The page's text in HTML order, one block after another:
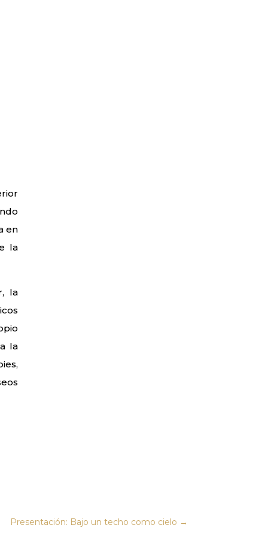
en
la
la
la
Presentación: Bajo un techo como cielo →